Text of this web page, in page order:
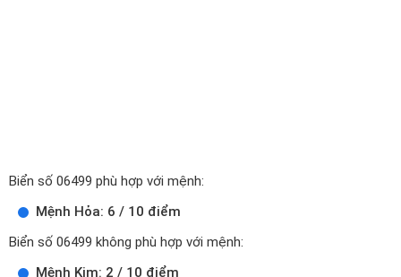
Biển số 06499 phù hợp với mệnh:
Mệnh Hỏa: 6 / 10 điểm
Biển số 06499 không phù hợp với mệnh:
Mệnh Kim: 2 / 10 điểm